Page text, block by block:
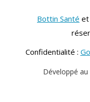
Bottin Santé et
Confidentialité :
Développé au